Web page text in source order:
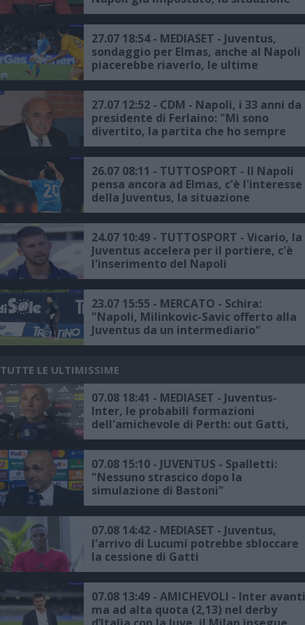
27.07 18:54 - MEDIASET - Juventus,
sondaggio per Elmas, anche al Napoli
piacerebbe riaverlo, le ultime
27.07 12:52 - CDM - Napoli, i 33 anni da
presidente di Ferlaino: "Mi sono
divertito, la partita che ho sempre
voluto vincere? Quella con la
Juventus"
26.07 08:11 - TUTTOSPORT - Il Napoli
pensa ancora ad Elmas, c'è l'interesse
della Juventus, la situazione
24.07 10:49 - TUTTOSPORT - Vicario, la
Juventus accelera per il portiere, c'è
l'inserimento del Napoli
23.07 15:55 - MERCATO - Schira:
"Napoli, Milinkovic-Savic offerto alla
Juventus da un intermediario"
TUTTE LE ULTIMISSIME
07.08 18:41 - MEDIASET - Juventus-
Inter, le probabili formazioni
dell'amichevole di Perth: out Gatti,
Pio-Idrissou coppia confermata
07.08 15:10 - JUVENTUS - Spalletti:
"Nessuno strascico dopo la
simulazione di Bastoni"
07.08 14:42 - MEDIASET - Juventus,
l'arrivo di Lucumí potrebbe sbloccare
la cessione di Gatti
07.08 13:49 - AMICHEVOLI - Inter avanti
ma ad alta quota (2,13) nel derby